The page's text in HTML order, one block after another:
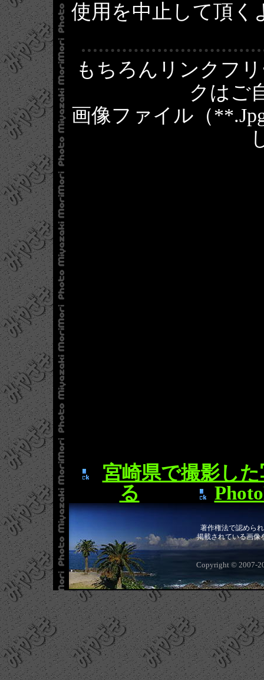
使用を中止して頂く
もちろんリンクフ
クはご
画像ファイル（
宮崎県で撮影し
る
著作権法で認めら
掲載されている画像
Copyright © 2007-